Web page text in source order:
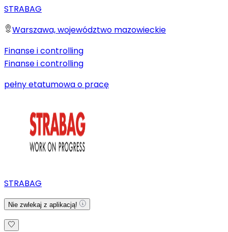
STRABAG
Warszawa, województwo mazowieckie
Finanse i controlling
Finanse i controlling
pełny etatumowa o pracę
STRABAG
Nie zwlekaj z aplikacją!